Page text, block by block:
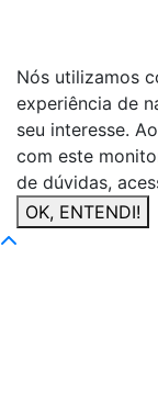
Nós utilizamos
experiência de
seu interesse.
com este
de dúvidas,
OK, ENTENDI!